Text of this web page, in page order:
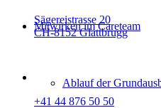
Mitwirken im Careteam
Ablauf der
Sägereistrasse 20
CH-8152 Glattbrugg
+41 44 876 50 50